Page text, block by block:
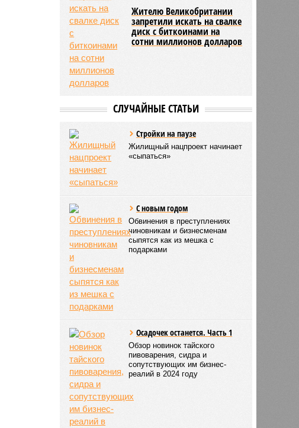
Жителю Великобритании
запретили искать на свалке
диск с биткоинами на
сотни миллионов долларов
СЛУЧАЙНЫЕ СТАТЬИ
Стройки на паузе
Жилищный нацпроект начинает
«сыпаться»
С новым годом
Обвинения в преступлениях
чиновникам и бизнесменам
сыпятся как из мешка с
подарками
Осадочек останется. Часть 1
Обзор новинок тайского
пивоварения, сидра и
сопутствующих им бизнес-
реалий в 2024 году